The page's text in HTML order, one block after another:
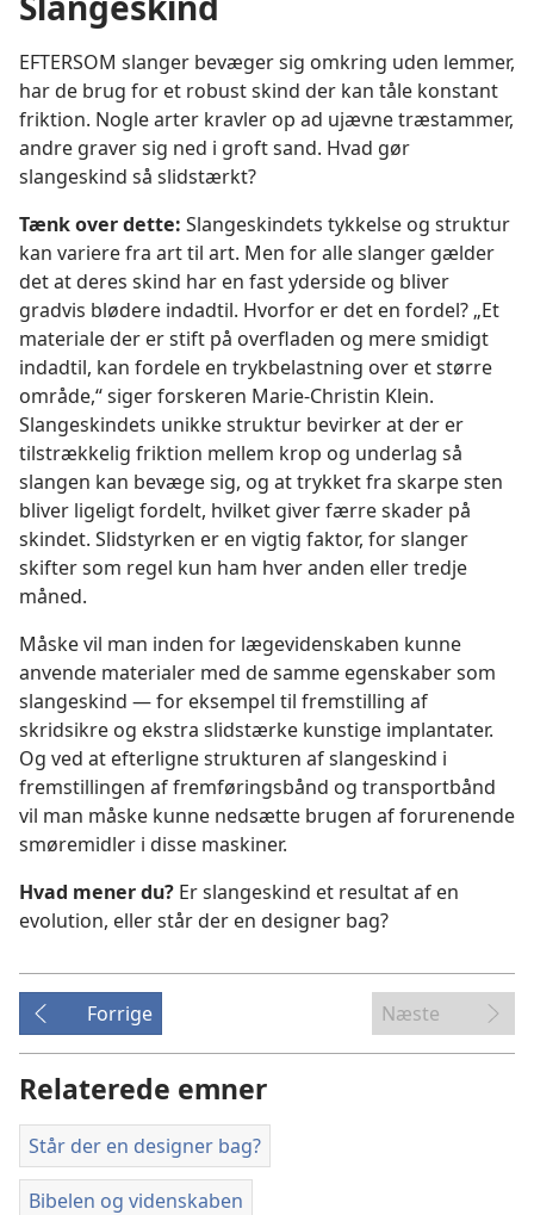
EFTERSOM slanger bevæger sig omkring uden lemmer,
har de brug for et robust skind der kan tåle konstant
friktion. Nogle arter kravler op ad ujævne træstammer,
andre graver sig ned i groft sand. Hvad gør
slangeskind så slidstærkt?
Tænk over dette: Slangeskindets tykkelse og struktur
kan variere fra art til art. Men for alle slanger gælder
det at deres skind har en fast yderside og bliver
gradvis blødere indadtil. Hvorfor er det en fordel? „Et
materiale der er stift på overfladen og mere smidigt
indadtil, kan fordele en trykbelastning over et større
område,“ siger forskeren Marie-Christin Klein.
Slangeskindets unikke struktur bevirker at der er
tilstrækkelig friktion mellem krop og underlag så
slangen kan bevæge sig, og at trykket fra skarpe sten
bliver ligeligt fordelt, hvilket giver færre skader på
skindet. Slidstyrken er en vigtig faktor, for slanger
skifter som regel kun ham hver anden eller tredje
måned.
Måske vil man inden for lægevidenskaben kunne
anvende materialer med de samme egenskaber som
slangeskind — for eksempel til fremstilling af
skridsikre og ekstra slidstærke kunstige implantater.
Og ved at efterligne strukturen af slangeskind i
fremstillingen af fremføringsbånd og transportbånd
vil man måske kunne nedsætte brugen af forurenende
smøremidler i disse maskiner.
Hvad mener du? Er slangeskind et resultat af en
evolution, eller står der en designer bag?
Forrige Næste
Relaterede emner
Står der en designer bag?
Bibelen og videnskaben